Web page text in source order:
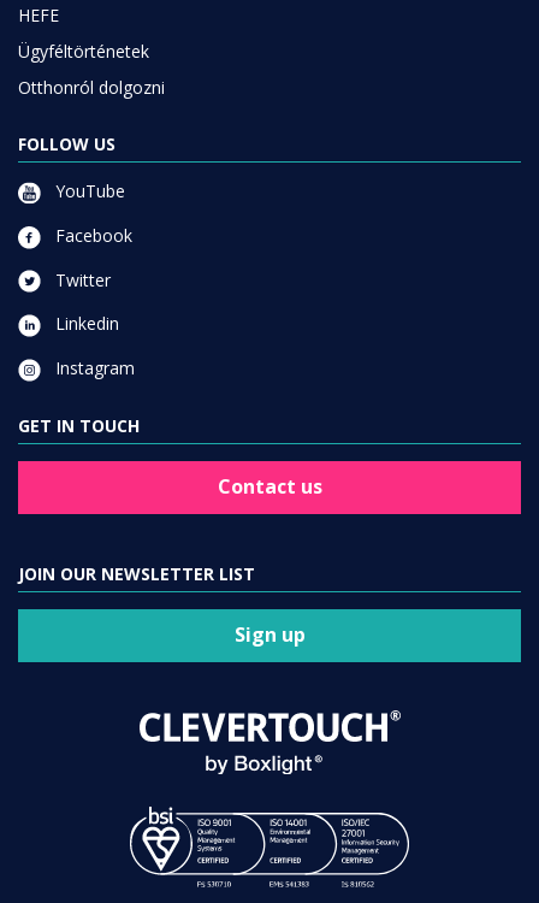
HEFE
Ügyféltörténetek
Otthonról dolgozni
FOLLOW US
YouTube
Facebook
Twitter
Linkedin
Instagram
GET IN TOUCH
Contact us
JOIN OUR NEWSLETTER LIST
Sign up